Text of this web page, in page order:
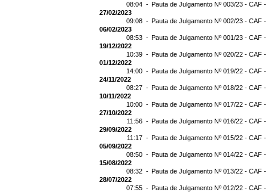
08:04 - Pauta de Julgamento Nº 003/23 - CAF
27/02/2023
09:08 - Pauta de Julgamento Nº 002/23 - CAF
06/02/2023
08:53 - Pauta de Julgamento Nº 001/23 - CAF
19/12/2022
10:39 - Pauta de Julgamento Nº 020/22 - CAF
01/12/2022
14:00 - Pauta de Julgamento Nº 019/22 - CAF
24/11/2022
08:27 - Pauta de Julgamento Nº 018/22 - CAF -
10/11/2022
10:00 - Pauta de Julgamento Nº 017/22 - CAF -
27/10/2022
11:56 - Pauta de Julgamento Nº 016/22 - CAF -
29/09/2022
11:17 - Pauta de Julgamento Nº 015/22 - CAF
05/09/2022
08:50 - Pauta de Julgamento Nº 014/22 - CAF
15/08/2022
08:32 - Pauta de Julgamento Nº 013/22 - CAF
28/07/2022
07:55 - Pauta de Julgamento Nº 012/22 - CAF